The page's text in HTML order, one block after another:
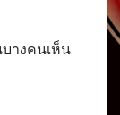
บางคนเห็น